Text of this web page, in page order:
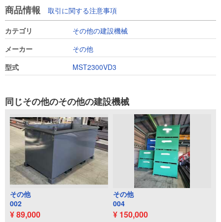
商品情報 取引に関する注意事項
カテゴリ
その他の建設機械
メーカー
その他
型式
MST2300VD3
同じその他のその他の建設機械
その他
002
¥ 89,000
その他
004
¥ 150,000